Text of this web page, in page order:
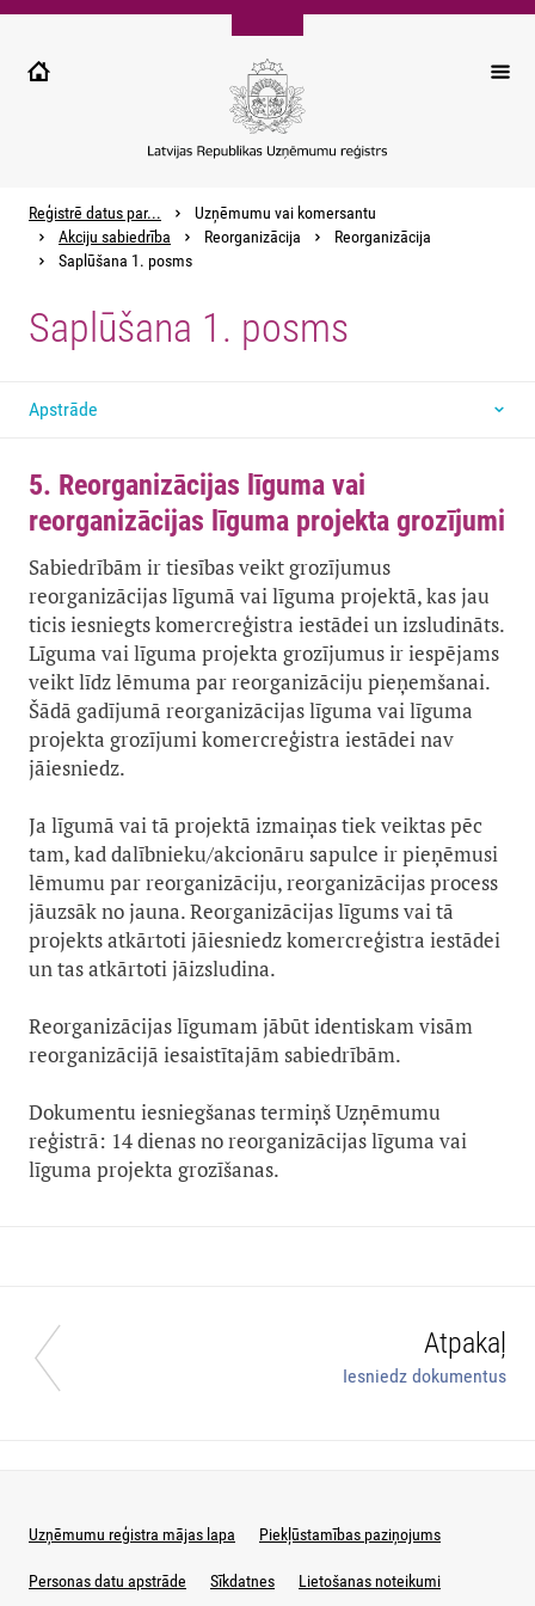
Pārlekt
galveno
Reģistrē datus par...
Uzņēmumu vai komersantu
Akciju sabiedrība
Reorganizācija
Reorganizācija
Saplūšana 1. posms
Saplūšana 1. posms
Apstrāde
5. Reorganizācijas līguma vai
reorganizācijas līguma projekta grozījumi
Sabiedrībām ir tiesības veikt grozījumus
reorganizācijas līgumā vai līguma projektā, kas jau
ticis iesniegts komercreģistra iestādei un izsludināts.
Līguma vai līguma projekta grozījumus ir iespējams
veikt līdz lēmuma par reorganizāciju pieņemšanai.
Šādā gadījumā reorganizācijas līguma vai līguma
projekta grozījumi komercreģistra iestādei nav
jāiesniedz.
Ja līgumā vai tā projektā izmaiņas tiek veiktas pēc
tam, kad dalībnieku/akcionāru sapulce ir pieņēmusi
lēmumu par reorganizāciju, reorganizācijas process
jāuzsāk no jauna. Reorganizācijas līgums vai tā
projekts atkārtoti jāiesniedz komercreģistra iestādei
un tas atkārtoti jāizsludina.
Reorganizācijas līgumam jābūt identiskam visām
reorganizācijā iesaistītajām sabiedrībām.
Dokumentu iesniegšanas termiņš Uzņēmumu
reģistrā: 14 dienas no reorganizācijas līguma vai
līguma projekta grozīšanas.
Atpakaļ
Iesniedz dokumentus
Uzņēmumu reģistra mājas lapa Piekļūstamības paziņojums
Personas datu apstrāde Sīkdatnes Lietošanas noteikumi